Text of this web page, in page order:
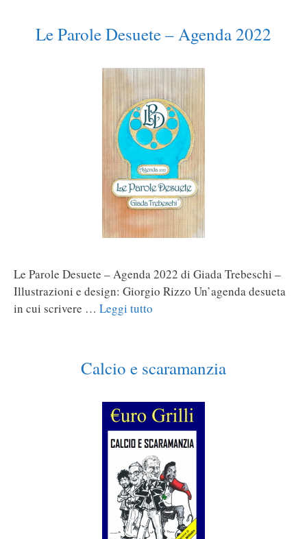
Le Parole Desuete – Agenda 2022
Le Parole Desuete – Agenda 2022 di Giada Trebeschi –
Illustrazioni e design: Giorgio Rizzo Un’agenda desueta
in cui scrivere … Leggi tutto
Calcio e scaramanzia